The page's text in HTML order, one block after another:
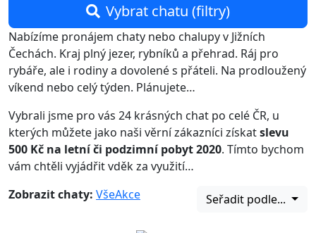
Vybrat chatu (filtry)
Nabízíme pronájem chaty nebo chalupy v Jižních
Čechách. Kraj plný jezer, rybníků a přehrad. Ráj pro
rybáře, ale i rodiny a dovolené s přáteli. Na prodloužený
víkend nebo celý týden. Plánujete…
Vybrali jsme pro vás 24 krásných chat po celé ČR, u
kterých můžete jako naši věrní zákazníci získatslevu
500 Kč na letní či podzimní pobyt 2020. Tímto bychom
vám chtěli vyjádřit vděk za využití…
Zobrazit chaty: VšeAkce Seřadit podle...